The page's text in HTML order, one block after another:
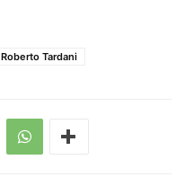
Roberto Tardani